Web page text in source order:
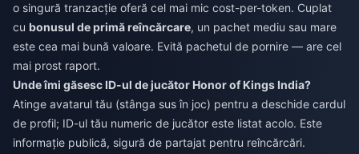
o singură tranzacție oferă cel mai mic cost-per-token. Cuplat
cu bonusul de primă reîncărcare, un pachet mediu sau mare
este cea mai bună valoare. Evită pachetul de pornire — are cel
mai prost raport.
Unde îmi găsesc ID-ul de jucător Honor of Kings India?
Atinge avatarul tău (stânga sus în joc) pentru a deschide cardul
de profil; ID-ul tău numeric de jucător este listat acolo. Este
informație publică, sigură de partajat pentru reîncărcări.